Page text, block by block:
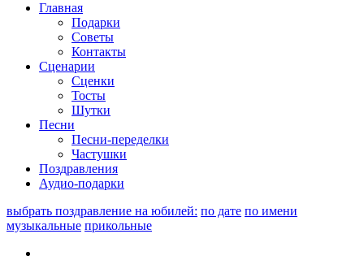
Главная
Подарки
Советы
Контакты
Сценарии
Сценки
Тосты
Шутки
Песни
Песни-переделки
Частушки
Поздравления
Аудио-подарки
выбрать поздравление на юбилей: по дате по имени
музыкальные прикольные